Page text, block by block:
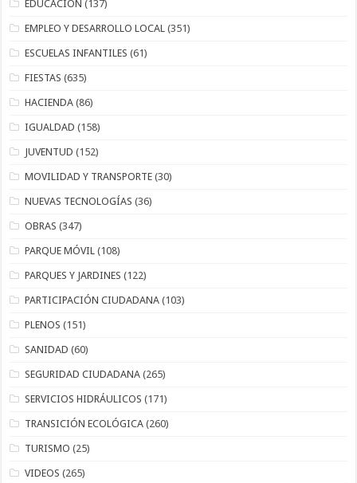
EDUCACIÓN (137)
EMPLEO Y DESARROLLO LOCAL (351)
ESCUELAS INFANTILES (61)
FIESTAS (635)
HACIENDA (86)
IGUALDAD (158)
JUVENTUD (152)
MOVILIDAD Y TRANSPORTE (30)
NUEVAS TECNOLOGÍAS (36)
OBRAS (347)
PARQUE MÓVIL (108)
PARQUES Y JARDINES (122)
PARTICIPACIÓN CIUDADANA (103)
PLENOS (151)
SANIDAD (60)
SEGURIDAD CIUDADANA (265)
SERVICIOS HIDRÁULICOS (171)
TRANSICIÓN ECOLÓGICA (260)
TURISMO (25)
VIDEOS (265)